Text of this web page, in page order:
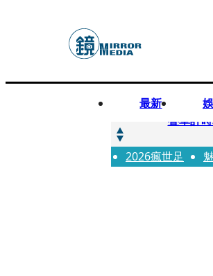
最新
快訊
疊單計
快訊
靚時尚
2026瘋世足